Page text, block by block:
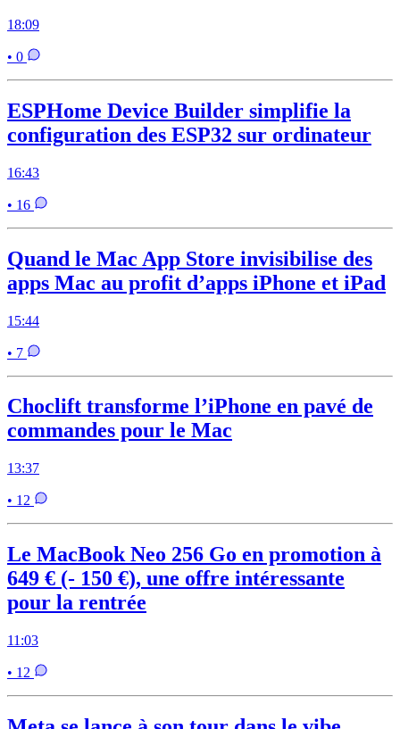
18:09
• 0
ESPHome Device Builder simplifie la
configuration des ESP32 sur ordinateur
16:43
• 16
Quand le Mac App Store invisibilise des
apps Mac au profit d’apps iPhone et iPad
15:44
• 7
Choclift transforme l’iPhone en pavé de
commandes pour le Mac
13:37
• 12
Le MacBook Neo 256 Go en promotion à
649 € (- 150 €), une offre intéressante
pour la rentrée
11:03
• 12